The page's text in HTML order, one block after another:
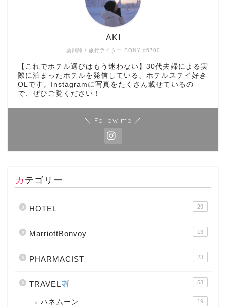
薬剤師 / 旅行ライター SONY α6700
AKI
【これでホテル選びはもう迷わない】30代夫婦による実
際に泊まったホテルを発信している、ホテルステイ好き
OLです。Instagramに写真をたくさん載せているの
で、ぜひご覧ください！
＼ Follow me ／
カテゴリー
HOTEL 29
MarriottBonvoy 13
PHARMACIST 23
TRAVEL 53
ハネムーン 19